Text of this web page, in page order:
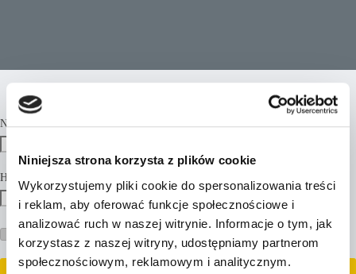
Niniejsza strona korzysta z plików cookie
Wykorzystujemy pliki cookie do spersonalizowania treści
i reklam, aby oferować funkcje społecznościowe i
analizować ruch w naszej witrynie. Informacje o tym, jak
korzystasz z naszej witryny, udostępniamy partnerom
społecznościowym, reklamowym i analitycznym.
Nazwa użytkownika lub adres e-mail*
Hasło